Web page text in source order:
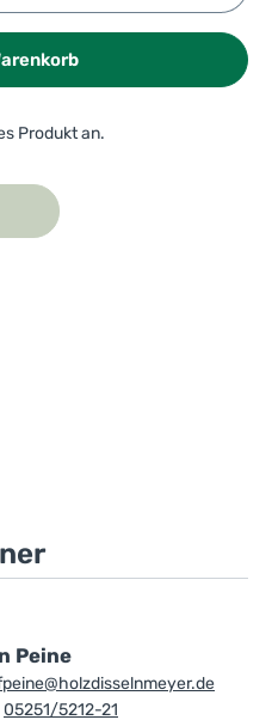
Produkt an.
Peine
05251/5212-21